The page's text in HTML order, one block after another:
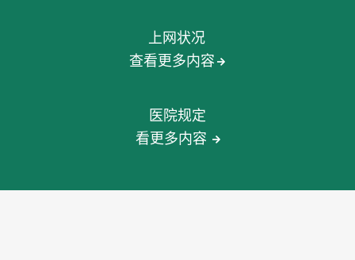
上网状况
查看更多内容
医院规定
看更多内容